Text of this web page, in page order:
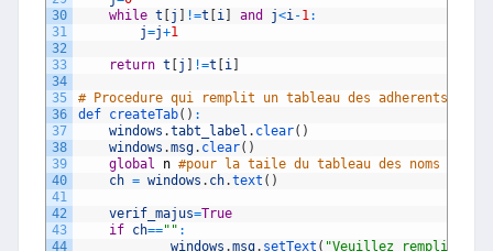
30
31
32
33
34
35
36
37
38
39
40
41
42
43
44
while t j !=t i and j<i-1:
j=j+1
return t j !=t i
# Procedure qui remplit un tableau des adherents a
def createTab( ) :
windows .tabt_label . clear( )
windows .msg. clear( )
global
n #pour la taile du tableau des noms
ch = windows . ch.text ( )
verif_majus=True
if ch=="" :
windows .msg. setText ( "Veuillez remplir la